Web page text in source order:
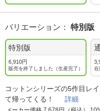
バリエーション ： 特別版
特別版
6,910円
販売を終了しました（生産完了） 在
コットンシリーズの5作目レ
て帰ってくる！ 詳細